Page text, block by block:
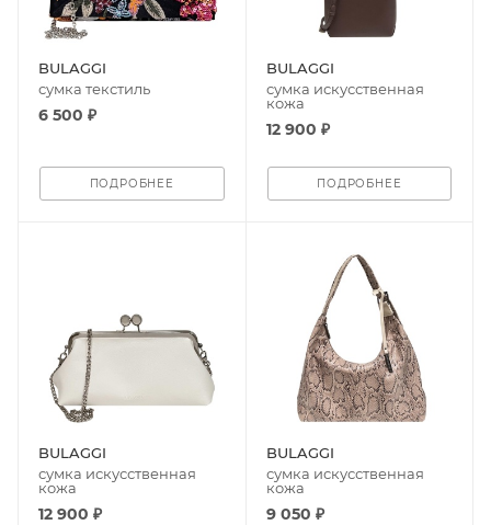
BULAGGI
сумка текстиль
6 500 ₽
ПОДРОБНЕЕ
BULAGGI
сумка искусственная
кожа
12 900 ₽
ПОДРОБНЕЕ
BULAGGI
сумка искусственная
кожа
12 900 ₽
BULAGGI
сумка искусственная
кожа
9 050 ₽